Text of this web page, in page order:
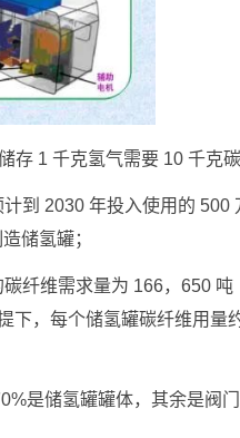
1 千克氢气需要 10 千克碳
到 2030 年投入使用的 500
储氢罐；
纤维需求量为 166，650 吨
下，每个储氢罐碳纤维用量
是储氢罐罐体，其余是阀